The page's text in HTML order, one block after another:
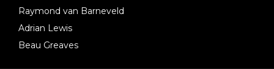
Raymond van Barneveld
Adrian Lewis
Beau Greaves